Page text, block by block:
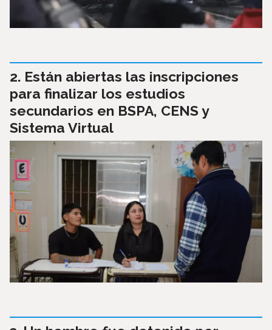
Están abiertas las inscripciones
para finalizar los estudios
secundarios en BSPA, CENS y
Sistema Virtual